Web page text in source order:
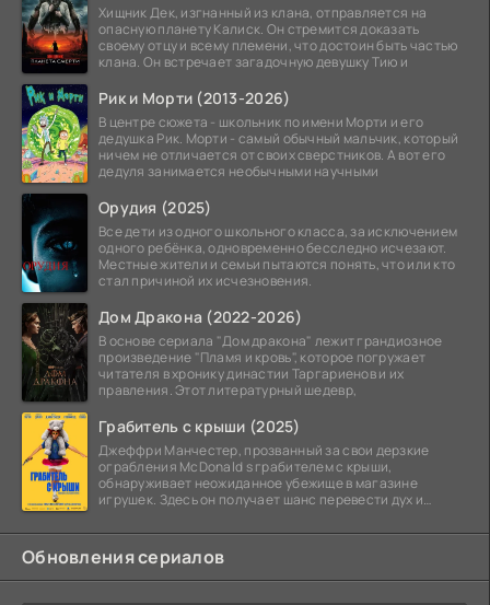
Хищник Дек, изгнанный из клана, отправляется на
опасную планету Калиск. Он стремится доказать
своему отцу и всему племени, что достоин быть частью
клана. Он встречает загадочную девушку Тию и
Рик и Морти (2013-2026)
В центре сюжета - школьник по имени Морти и его
дедушка Рик. Морти - самый обычный мальчик, который
ничем не отличается от своих сверстников. А вот его
дедуля занимается необычными научными
Орудия (2025)
Все дети из одного школьного класса, за исключением
одного ребёнка, одновременно бесследно исчезают.
Местные жители и семьи пытаются понять, что или кто
стал причиной их исчезновения.
Дом Дракона (2022-2026)
В основе сериала "Дом дракона" лежит грандиозное
произведение "Пламя и кровь", которое погружает
читателя в хронику династии Таргариенов и их
правления. Этот литературный шедевр,
Грабитель с крыши (2025)
Джеффри Манчестер, прозванный за свои дерзкие
ограбления McDonald s грабителем с крыши,
обнаруживает неожиданное убежище в магазине
игрушек. Здесь он получает шанс перевести дух и
Обновления сериалов